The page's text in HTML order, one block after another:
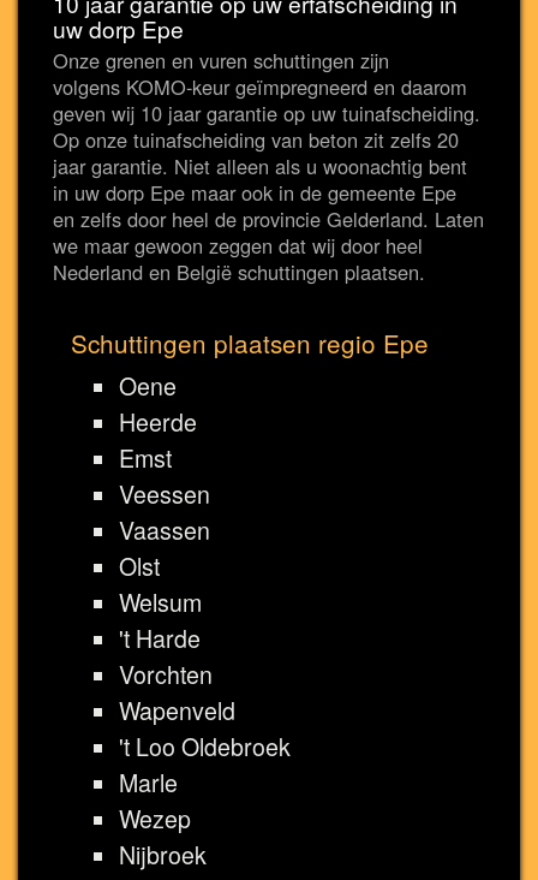
uw dorp Epe
Onze grenen en vuren schuttingen zijn
volgens KOMO-keur geïmpregneerd en daarom
geven wij 10 jaar garantie op uw tuinafscheiding.
Op onze tuinafscheiding van beton zit zelfs 20
jaar garantie. Niet alleen als u woonachtig bent
in uw dorp Epe maar ook in de gemeente Epe
en zelfs door heel de provincie Gelderland. Laten
we maar gewoon zeggen dat wij door heel
Nederland en België schuttingen plaatsen.
Schuttingen plaatsen regio Epe
Oene
Heerde
Emst
Veessen
Vaassen
Olst
Welsum
't Harde
Vorchten
Wapenveld
't Loo Oldebroek
Marle
Wezep
Nijbroek